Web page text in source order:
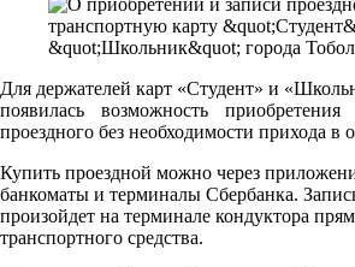
Для держателей карт «Студент» и
появилась возможность
проездного без необходимости прихода
Купить проездной можно через
банкоматы и терминалы Сбербанка.
произойдет на терминале кондуктора
транспортного средства.